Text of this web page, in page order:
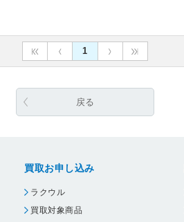
1
戻る
買取お申し込み
ラクウル
買取対象商品